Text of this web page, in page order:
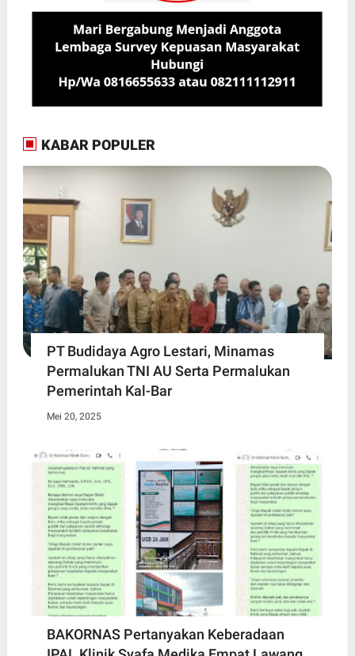
KABAR POPULER
PT Budidaya Agro Lestari, Minamas
Permalukan TNI AU Serta Permalukan
Pemerintah Kal-Bar
Mei 20, 2025
BAKORNAS Pertanyakan Keberadaan